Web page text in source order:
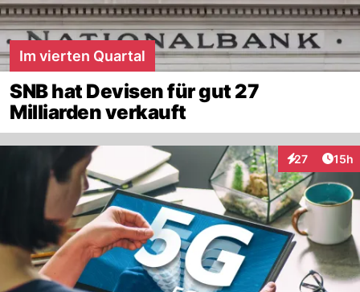
Im vierten Quartal
SNB hat Devisen für gut 27
Milliarden verkauft
27
Interaktionen
15h